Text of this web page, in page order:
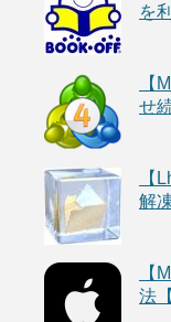
を
【
せ
【
解
【
法